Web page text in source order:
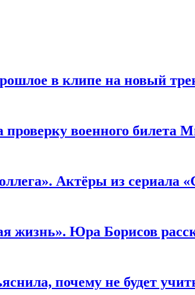
в клипе на новый
проверку военного билета
Актёры из сериала
жизнь». Юра Борисов
почему не будет